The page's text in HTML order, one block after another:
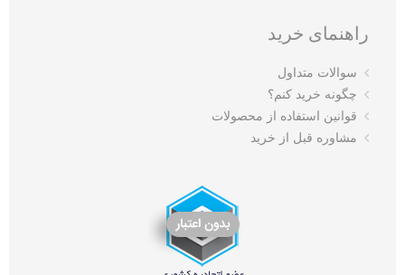
راهنمای خرید
سوالات متداول
چگونه خرید کنم؟
قوانین استفاده از محصولات
مشاوره قبل از خرید